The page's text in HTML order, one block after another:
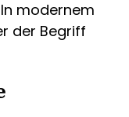
modernem
der Begriff